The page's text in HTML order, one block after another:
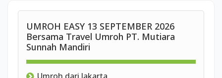
UMROH EASY 13 SEPTEMBER 2026
Bersama Travel Umroh PT. Mutiara
Sunnah Mandiri